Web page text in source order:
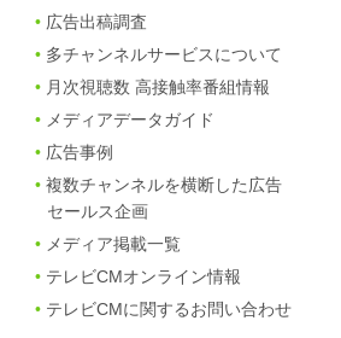
広告出稿調査
多チャンネルサービスについて
月次視聴数 高接触率番組情報
メディアデータガイド
広告事例
複数チャンネルを横断した広告
セールス企画
メディア掲載一覧
テレビCMオンライン情報
テレビCMに関するお問い合わせ